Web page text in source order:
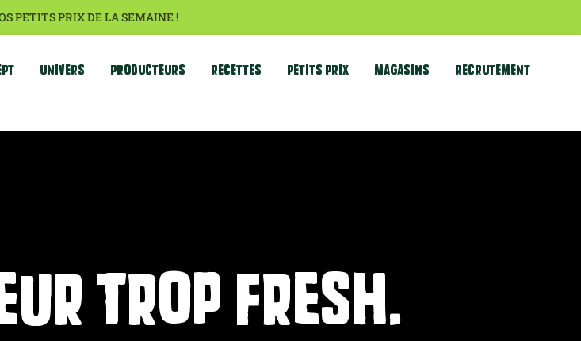
PETITS PRIX DE LA SEMAINE !
UNIVERS PRODUCTEURS RECETTES PETITS PRIX MAGASINS RECRUTEMENT
trop fresh.